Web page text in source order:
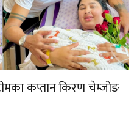
कप्तान किरण चेम्जोङ